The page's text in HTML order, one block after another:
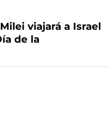
viajará a Israel
de la